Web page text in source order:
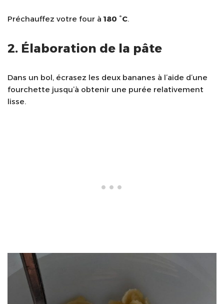
Préchauffez votre four à 180 °C.
2. Élaboration de la pâte
Dans un bol, écrasez les deux bananes à l’aide d’une
fourchette jusqu’à obtenir une purée relativement
lisse.